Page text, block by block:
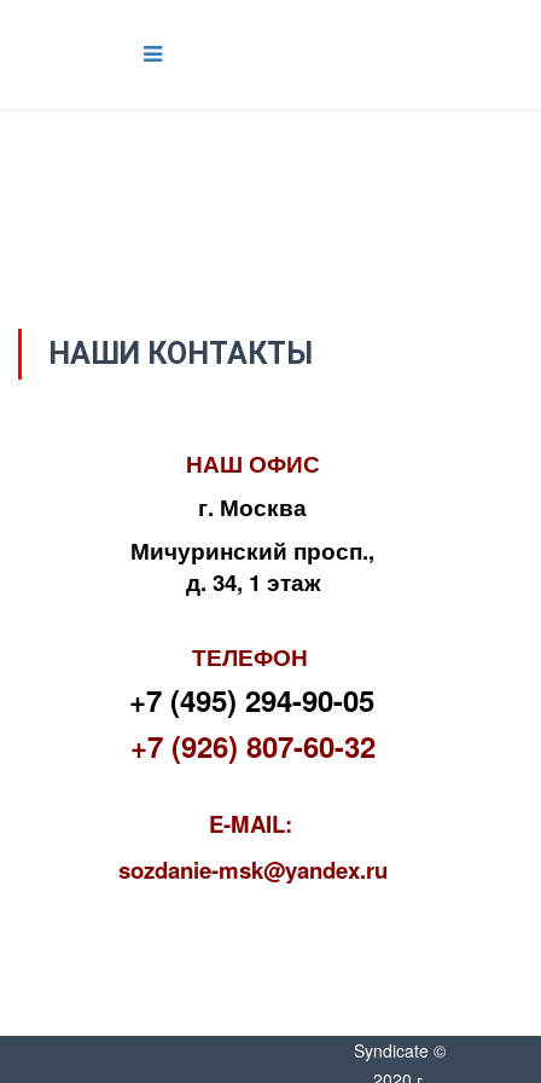
НАШИ КОНТАКТЫ
НАШ ОФИС
г. Москва
Мичуринский просп.,
д. 34, 1 этаж
ТЕЛЕФОН
+7 (495) 294-90-05
+7 (926) 807-60-32
E-MAIL:
sozdanie-msk@yandex.ru
Syndicate ©